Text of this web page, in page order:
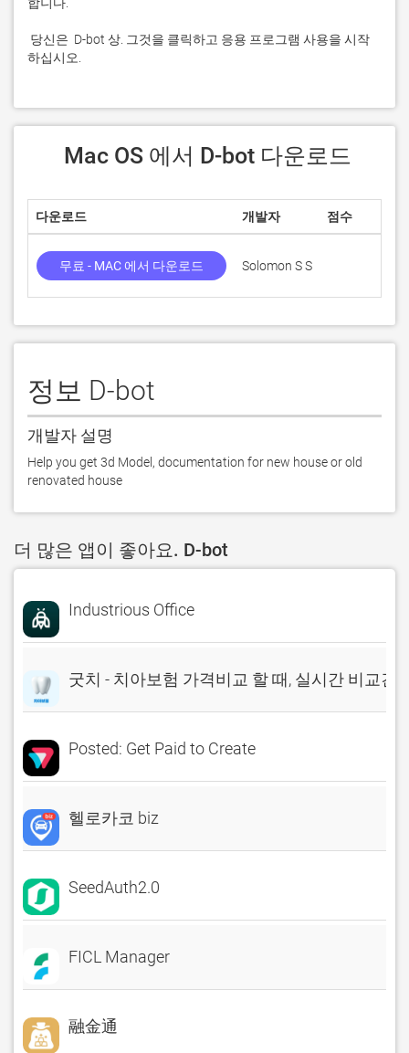
하십시오.
Mac OS 에서 D-bot 다운로드
다운로드 개발자 점수
무료 - MAC 에서 다운로드 Solomon S S
정보 D-bot
개발자 설명
Help you get 3d Model, documentation for new house or old
renovated house
더 많은 앱이 좋아요. D-bot
Industrious Office
굿치 - 치아보험 가격비교 할 때, 실시간 비교견
Posted: Get Paid to Create
헬로카코 biz
SeedAuth2.0
FICL Manager
融金通